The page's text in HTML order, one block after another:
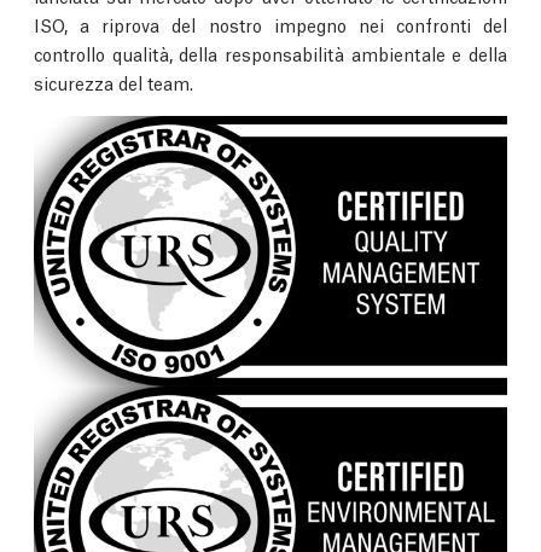
ISO, a riprova del nostro impegno nei confronti del
controllo qualità, della responsabilità ambientale e della
sicurezza del team.